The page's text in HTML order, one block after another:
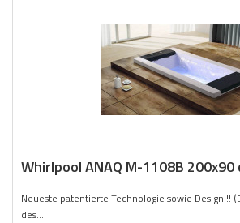
Whirlpool ANAQ M-1108B 200x90
Neueste patentierte Technologie sowie Design!!!
des...